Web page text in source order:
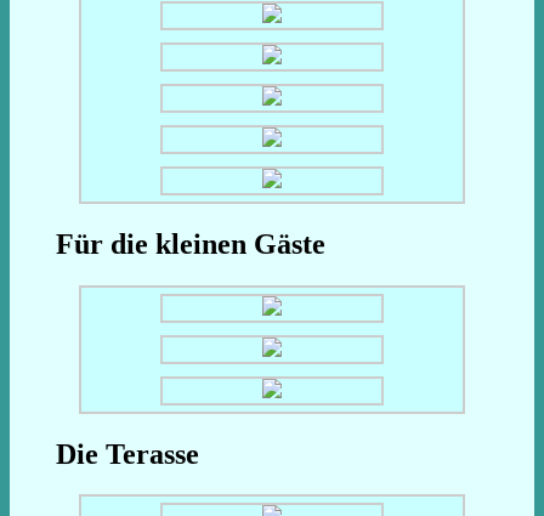
Für die kleinen Gäste
Die Terasse